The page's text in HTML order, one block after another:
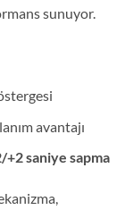
sunuyor.
avantajı
+2 saniye sapma